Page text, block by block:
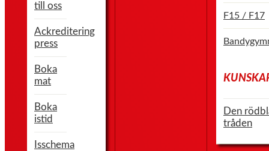
till oss
Ackreditering
press
Boka
mat
Boka
istid
Isschema
F15 / F17
Den
tråden